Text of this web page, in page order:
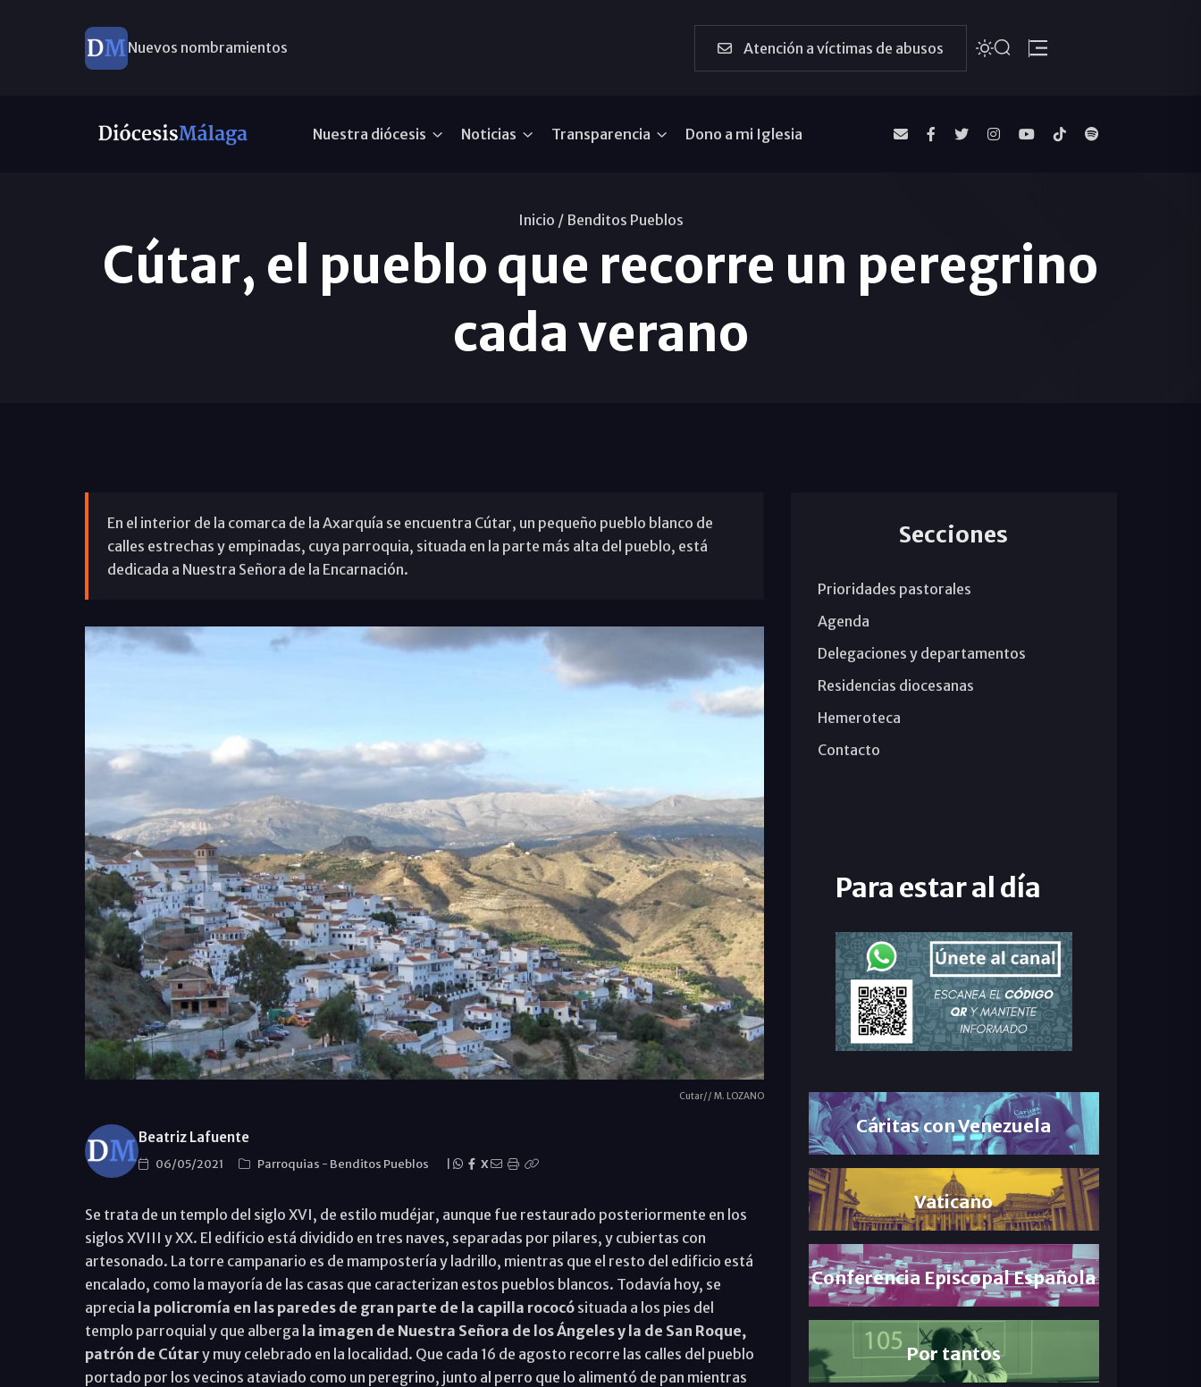
Nuevos nombramientos Atención a víctimas de abusos
Nuestra diócesis Noticias Transparencia Dono a mi Iglesia
Inicio / Benditos Pueblos
Cútar, el pueblo que recorre un peregrino
cada verano
En el interior de la comarca de la Axarquía se encuentra Cútar, un pequeño pueblo blanco de
calles estrechas y empinadas, cuya parroquia, situada en la parte más alta del pueblo, está
dedicada a Nuestra Señora de la Encarnación.
Cutar// M. LOZANO
Beatriz Lafuente
06/05/2021 Parroquias - Benditos Pueblos X
Se trata de un templo del siglo XVI, de estilo mudéjar, aunque fue restaurado posteriormente en los
siglos XVIII y XX. El edificio está dividido en tres naves, separadas por pilares, y cubiertas con
artesonado. La torre campanario es de mampostería y ladrillo, mientras que el resto del edificio está
encalado, como la mayoría de las casas que caracterizan estos pueblos blancos. Todavía hoy, se
aprecia la policromía en las paredes de gran parte de la capilla rococósituada a los pies del
templo parroquial y que alberga la imagen de Nuestra Señora de los Ángeles y la de San Roque,
patrón de Cútary muy celebrado en la localidad. Que cada 16 de agosto recorre las calles del pueblo
portado por los vecinos ataviado como un peregrino, junto al perro que lo alimentó de pan mientras
Secciones
Prioridades pastorales
Agenda
Delegaciones y departamentos
Residencias diocesanas
Hemeroteca
Contacto
Para estar al día
Cáritas con Venezuela
Vaticano
Conferencia Episcopal Española
Por tantos